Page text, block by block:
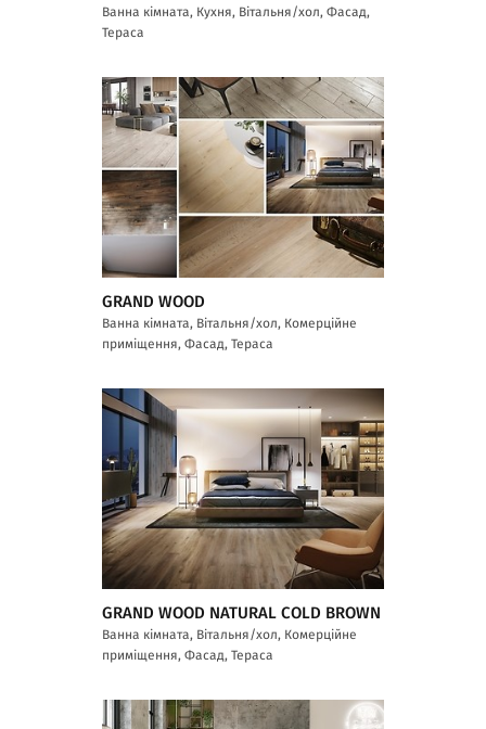
Ванна кімната, Кухня, Вітальня/хол, Фасад,
Тераса
GRAND WOOD
Ванна кімната, Вітальня/хол, Комерційне
приміщення, Фасад, Тераса
GRAND WOOD NATURAL COLD BROWN
Ванна кімната, Вітальня/хол, Комерційне
приміщення, Фасад, Тераса